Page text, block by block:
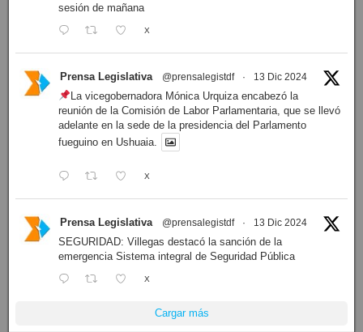
sesión de mañana
X
Prensa Legislativa @prensalegistdf · 13 Dic 2024
La vicegobernadora Mónica Urquiza encabezó la
reunión de la Comisión de Labor Parlamentaria, que se llevó
adelante en la sede de la presidencia del Parlamento
fueguino en Ushuaia.
X
Prensa Legislativa @prensalegistdf · 13 Dic 2024
SEGURIDAD: Villegas destacó la sanción de la
emergencia Sistema integral de Seguridad Pública
X
Cargar más